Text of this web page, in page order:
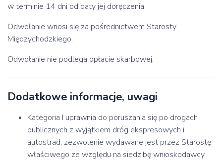
w terminie 14 dni od daty jej doręczenia
Odwołanie wnosi się za pośrednictwem Starosty
Międzychodzkiego.
Odwołanie nie podlega opłacie skarbowej.
Dodatkowe informacje, uwagi
Kategoria I uprawnia do poruszania się po drogach
publicznych z wyjątkiem dróg ekspresowych i
autostrad, zezwolenie wydawane jest przez Starostę
właściwego ze względu na siedzibę wnioskodawcy